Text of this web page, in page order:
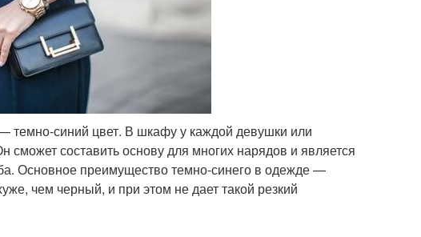
темно-синий цвет. В шкафу у каждой девушки или
составить основу для многих нарядов и является
Основное преимущество темно-синего в одежде —
чем черный, и при этом не дает такой резкий